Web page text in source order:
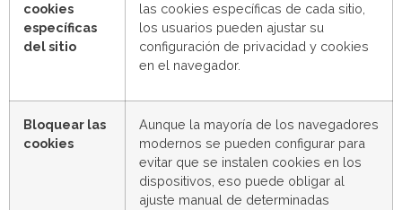
cookies
específicas
del sitio
las cookies específicas de cada sitio,
los usuarios pueden ajustar su
configuración de privacidad y cookies
en el navegador.
Bloquear las
cookies
Aunque la mayoría de los navegadores
modernos se pueden configurar para
evitar que se instalen cookies en los
dispositivos, eso puede obligar al
ajuste manual de determinadas